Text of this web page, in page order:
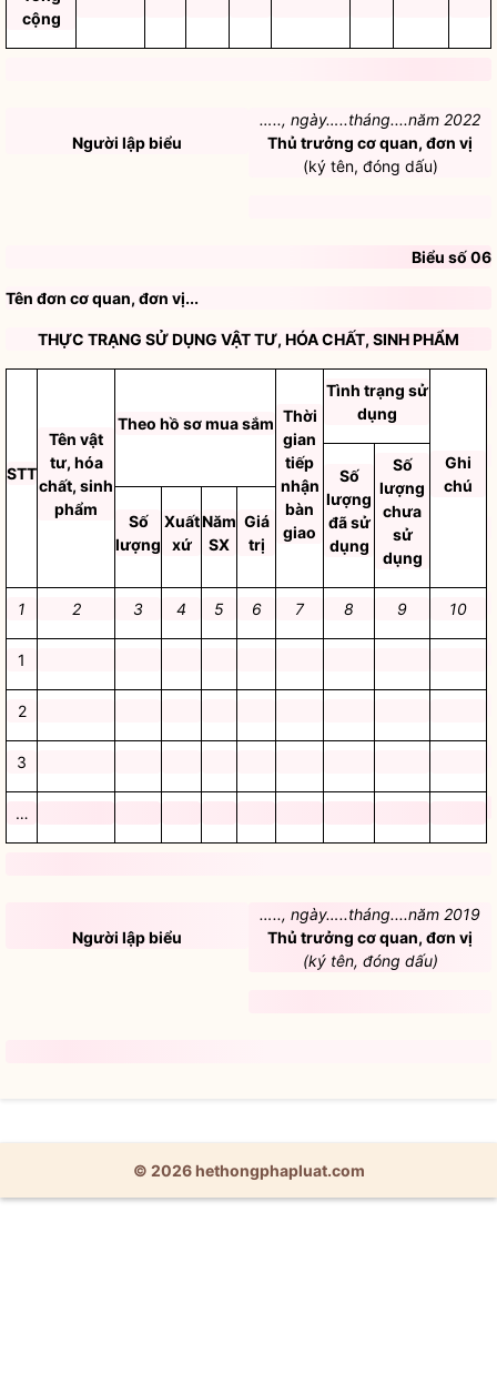
cộng
Người lập biểu
….., ngày…..tháng....năm 2022
Thủ trưởng cơ quan, đơn vị
(ký tên, đóng dấu)
Biểu số 06
Tên đơn cơ quan, đơn vị...
THỰC TRẠNG SỬ DỤNG VẬT TƯ, HÓACHẤT, SINH PHẨM
STT
Tên vật
tư, hóa
chất, sinh
phẩm
Theo hồ sơ mua sắm Thời
gian
tiếp
nhận
bàn
giao
Tình trạng sử
dụng
Ghi
chú
Số
lượng
đã sử
dụng
Số
lượng
chưa
sử
dụng
Số
lượng
Xuất
xứ
Năm
SX
Giá
trị
1 2 3 4 5 6 7 8 9 10
1
2
3
…
Người lập biểu
….., ngày…..tháng....năm 2019
Thủ trưởng cơ quan, đơn vị
(ký tên, đóng dấu)
© 2026 hethongphapluat.com